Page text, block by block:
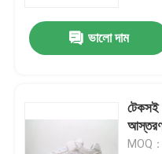
ভালো দাম
টেকসই
MOQ